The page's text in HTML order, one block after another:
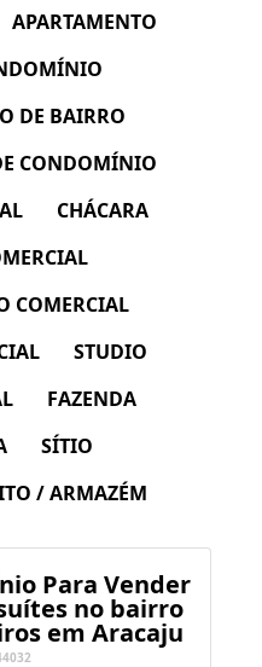
APARTAMENTO
DE BAIRRO
CONDOMÍNIO
CHÁCARA
COMERCIAL
STUDIO
FAZENDA
SÍTIO
/ ARMAZÉM
Para Vender
no bairro
em Aracaju